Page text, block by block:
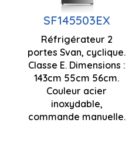
SF145503EX
Réfrigérateur 2
portes Svan, cyclique.
Classe E. Dimensions :
143cm 55cm 56cm.
Couleur acier
inoxydable,
commande manuelle.
Technologie
cyclique
Contrôle
manuel
Eclairage
LED